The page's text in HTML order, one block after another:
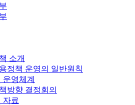
소개
정책 운영의 일반원칙
운영체계
방향 결정회의
자료